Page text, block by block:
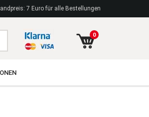
7 Euro für alle Bestellungen
0